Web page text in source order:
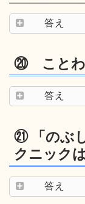
答え
⑳ ことわ
答え
㉑ 「のぶ
クニック
答え